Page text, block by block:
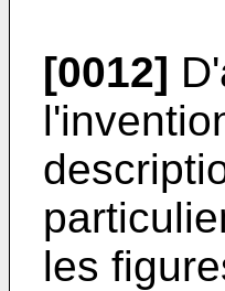
[0012]
les